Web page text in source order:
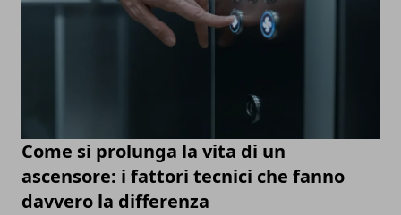
Come si prolunga la vita di un
ascensore: i fattori tecnici che fanno
davvero la differenza